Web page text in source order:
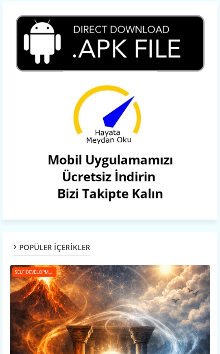
POPÜLER İÇERİKLER
SELF DEVELOPMENT